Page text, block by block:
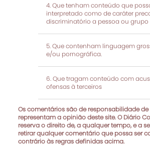
Que tenham conteúdo que
interpretado como de caráter
discriminatório a pessoa ou grupo
Que contenham linguagem
e/ou pornográfica.
Que tragam conteúdo com
ofensas à terceiros
Os comentários são de responsabilidade
representam a opinião deste site. O Diário
reserva o direito de, a qualquer tempo, e a
retirar qualquer comentário que possa ser
contrário às regras definidas acima.